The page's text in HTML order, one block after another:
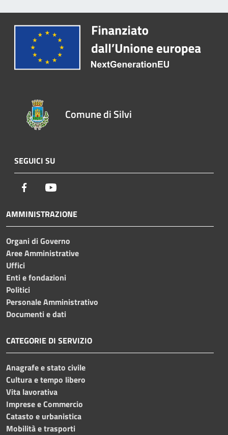
Comune di Silvi
SEGUICI SU
Facebook
AMMINISTRAZIONE
Organi di Governo
Aree Amministrative
Uffici
Enti e fondazioni
Politici
Personale Amministrativo
Documenti e dati
CATEGORIE DI SERVIZIO
Anagrafe e stato civile
Cultura e tempo libero
Vita lavorativa
Imprese e Commercio
Catasto e urbanistica
Mobilità e trasporti